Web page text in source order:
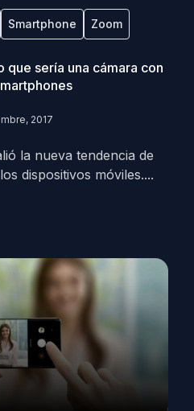
Smartphone Zoom
que sería una cámara con
2017
la nueva tendencia de
dispositivos móviles....